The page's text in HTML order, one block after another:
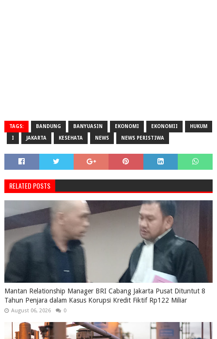
TAGS: BANDUNG BANYUASIN EKONOMI EKONOMII HUKUM
I JAKARTA KESEHATA NEWS NEWS PERISTIWA
RELATED POSTS
Mantan Relationship Manager BRI Cabang Jakarta Pusat Dituntut 8
Tahun Penjara dalam Kasus Korupsi Kredit Fiktif Rp122 Miliar
August 06, 2026 0